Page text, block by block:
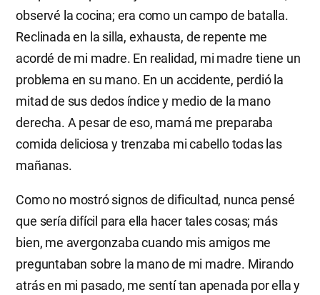
observé la cocina; era como un campo de batalla.
Reclinada en la silla, exhausta, de repente me
acordé de mi madre. En realidad, mi madre tiene un
problema en su mano. En un accidente, perdió la
mitad de sus dedos índice y medio de la mano
derecha. A pesar de eso, mamá me preparaba
comida deliciosa y trenzaba mi cabello todas las
mañanas.
Como no mostró signos de dificultad, nunca pensé
que sería difícil para ella hacer tales cosas; más
bien, me avergonzaba cuando mis amigos me
preguntaban sobre la mano de mi madre. Mirando
atrás en mi pasado, me sentí tan apenada por ella y